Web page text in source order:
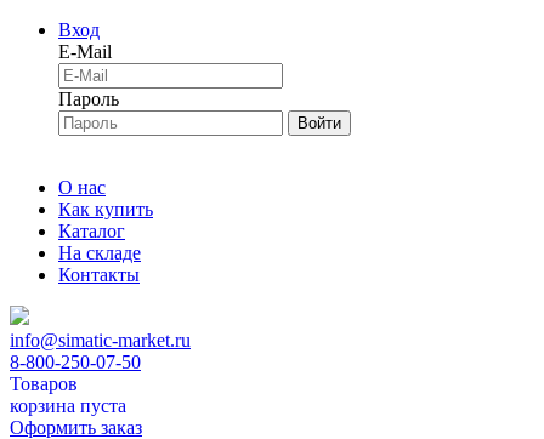
Вход
E-Mail
Пароль
Войти
О нас
Как купить
Каталог
На складе
Контакты
info@simatic-market.ru
8-800-250-07-50
Товаров
корзина пуста
Оформить заказ